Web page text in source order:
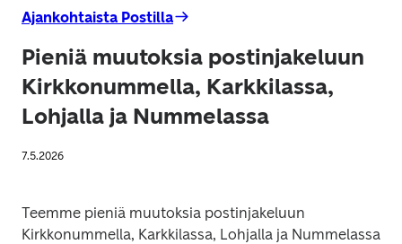
Ajankohtaista Postilla
Pieniä muutoksia postinjakeluun
Kirkkonummella, Karkkilassa,
Lohjalla ja Nummelassa
7.5.2026
Teemme pieniä muutoksia postinjakeluun
Kirkkonummella, Karkkilassa, Lohjalla ja Nummelassa